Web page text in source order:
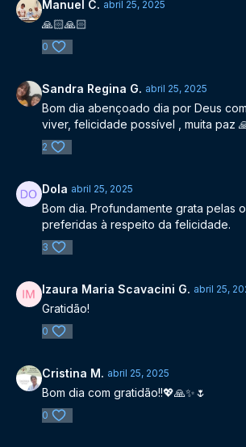
Manuel C. abril 25, 2025
🙏🏻🙏🏻
0
Sandra Regina G. abril 25, 2025
Bom dia abençoado dia por Deus
viver, felicidade possível , muita paz
2
Dola abril 25, 2025
Bom dia. Profundamente grata pelas
preferidas à respeito da felicidade.
3
Izaura Maria Scavacini G. abril 25,
Gratidão!
0
Cristina M. abril 25, 2025
Bom dia com gratidão!!💖🙏✨️🌷
0